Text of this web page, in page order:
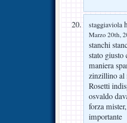
staggiaviola
Marzo 20th,
stanchi
stato giusto
maniera
zinzillino
Rosetti
osvaldo
forza
importante